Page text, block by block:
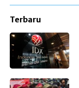
Terbaru